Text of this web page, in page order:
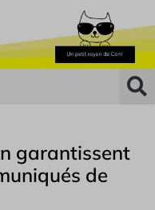
garantissent
de